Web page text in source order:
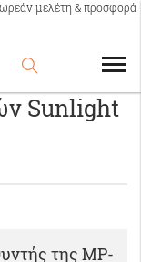
μελέτη & προσφορά
Sunlight
της MP-